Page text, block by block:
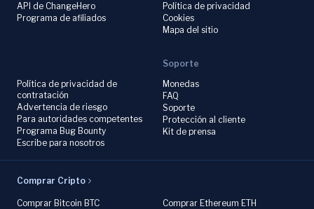
API de ChangeHero
Programa de afiliados
Política de privacidad
Cookies
Mapa del sitio
Política de privacidad de
contratación
Advertencia de riesgo
Para autoridades competentes
Programa Bug Bounty
Escribe para nosotros
Soporte
Monedas
FAQ
Soporte
Protección al cliente
Kit de prensa
Comprar Cripto
Comprar Bitcoin BTC
Comprar Ethereum ETH